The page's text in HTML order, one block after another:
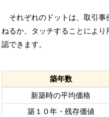
それぞれのドットは、取引
ねるか、タッチすることによ
認できます。
築年数
新築時の平均価格
築１０年・残存価値